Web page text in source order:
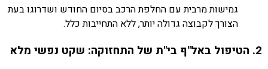
גמישות מרבית עם החלפת הרכב בסיום החודש ושדרוגו בעת
הצורך לקבוצה גדולה יותר, ללא התחייבות כלל.
2. הטיפול באל"ף בי"ת של התחזוקה: שקט נפשי מלא